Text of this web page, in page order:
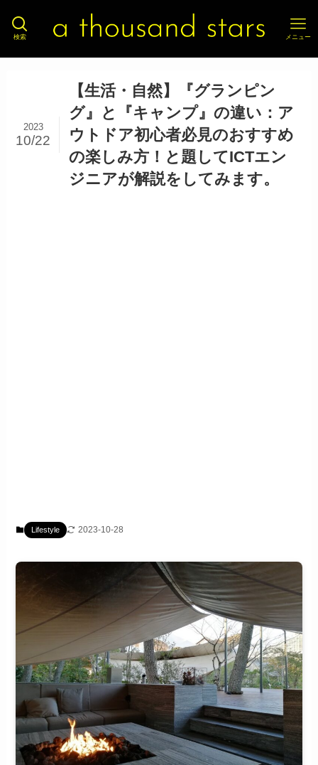
検索 メニュー
【生活・自然】『グランピン
グ』と『キャンプ』の違い：ア
ウトドア初心者必見のおすすめ
の楽しみ方！と題してICTエン
ジニアが解説をしてみます。
2023
10/22
Lifestyle 2023-10-28